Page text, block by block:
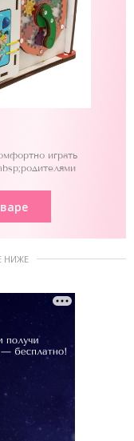
играть
НИЖЕ